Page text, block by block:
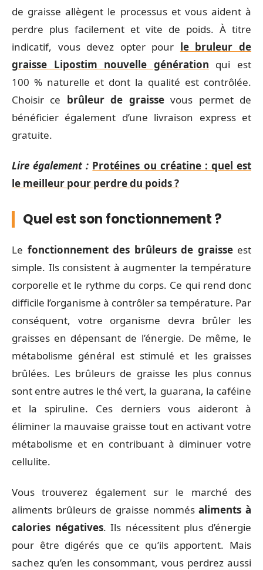
de graisse allègent le processus et vous aident à
perdre plus facilement et vite de poids. À titre
indicatif, vous devez opter pour le bruleur de
graisse Lipostim nouvelle génération qui est
100 % naturelle et dont la qualité est contrôlée.
Choisir ce brûleur de graissevous permet de
bénéficier également d’une livraison express et
gratuite.
Lire également : Protéines ou créatine : quel est
le meilleur pour perdre du poids ?
Quel est son fonctionnement ?
Le fonctionnement des brûleurs de graisseest
simple. Ils consistent à augmenter la température
corporelle et le rythme du corps. Ce qui rend donc
difficile l’organisme à contrôler sa température. Par
conséquent, votre organisme devra brûler les
graisses en dépensant de l’énergie. De même, le
métabolisme général est stimulé et les graisses
brûlées. Les brûleurs de graisse les plus connus
sont entre autres le thé vert, la guarana, la caféine
et la spiruline. Ces derniers vous aideront à
éliminer la mauvaise graisse tout en activant votre
métabolisme et en contribuant à diminuer votre
cellulite.
Vous trouverez également sur le marché des
aliments brûleurs de graisse nommésaliments à
calories négatives. Ils nécessitent plus d’énergie
pour être digérés que ce qu’ils apportent. Mais
sachez qu’en les consommant, vous perdrez aussi